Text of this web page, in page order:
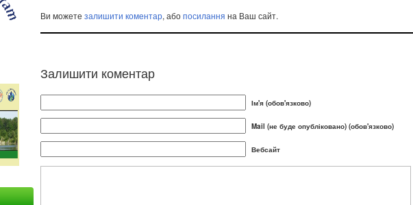
Ви можете залишити коментар, абопосилання на Ваш сайт.
Залишити коментар
Ім'я (обов'язково)
Mail (не буде опубліковано) (обов'язково)
Вебсайт